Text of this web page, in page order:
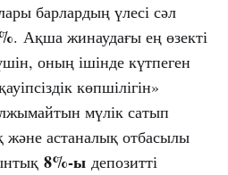
барлардың үлесі сәл
. Ақша жинаудағы ең өзекті
оның ішінде күтпеген
көпшілігін»
мүлік сатып
астаналық отбасылы
8%-ы депозитті